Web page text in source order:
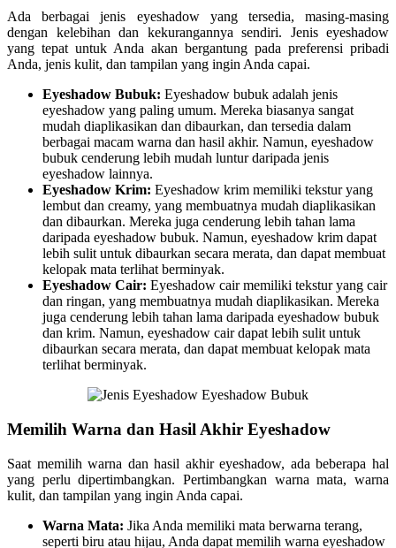
Ada berbagai jenis eyeshadow yang tersedia, masing-masing
dengan kelebihan dan kekurangannya sendiri. Jenis eyeshadow
yang tepat untuk Anda akan bergantung pada preferensi pribadi
Anda, jenis kulit, dan tampilan yang ingin Anda capai.
Eyeshadow Bubuk: Eyeshadow bubuk adalah jenis
eyeshadow yang paling umum. Mereka biasanya sangat
mudah diaplikasikan dan dibaurkan, dan tersedia dalam
berbagai macam warna dan hasil akhir. Namun, eyeshadow
bubuk cenderung lebih mudah luntur daripada jenis
eyeshadow lainnya.
Eyeshadow Krim: Eyeshadow krim memiliki tekstur yang
lembut dan creamy, yang membuatnya mudah diaplikasikan
dan dibaurkan. Mereka juga cenderung lebih tahan lama
daripada eyeshadow bubuk. Namun, eyeshadow krim dapat
lebih sulit untuk dibaurkan secara merata, dan dapat membuat
kelopak mata terlihat berminyak.
Eyeshadow Cair: Eyeshadow cair memiliki tekstur yang cair
dan ringan, yang membuatnya mudah diaplikasikan. Mereka
juga cenderung lebih tahan lama daripada eyeshadow bubuk
dan krim. Namun, eyeshadow cair dapat lebih sulit untuk
dibaurkan secara merata, dan dapat membuat kelopak mata
terlihat berminyak.
Memilih Warna dan Hasil Akhir Eyeshadow
Saat memilih warna dan hasil akhir eyeshadow, ada beberapa hal
yang perlu dipertimbangkan. Pertimbangkan warna mata, warna
kulit, dan tampilan yang ingin Anda capai.
Warna Mata: Jika Anda memiliki mata berwarna terang,
seperti biru atau hijau, Anda dapat memilih warna eyeshadow